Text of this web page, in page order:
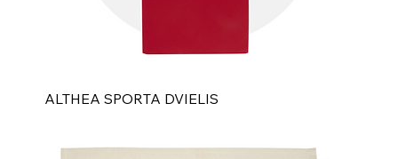
ALTHEA SPORTA DVIELIS